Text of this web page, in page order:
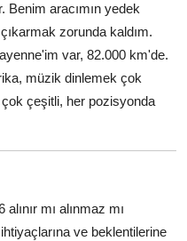
Benim aracımın yedek
zorunda kaldım.
var, 82.000 km'de.
müzik dinlemek çok
çeşitli, her pozisyonda
mı alınmaz mı
ve beklentilerine